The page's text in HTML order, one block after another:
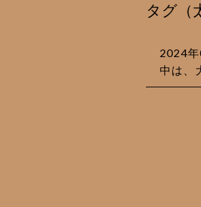
タグ（
2024
中は、